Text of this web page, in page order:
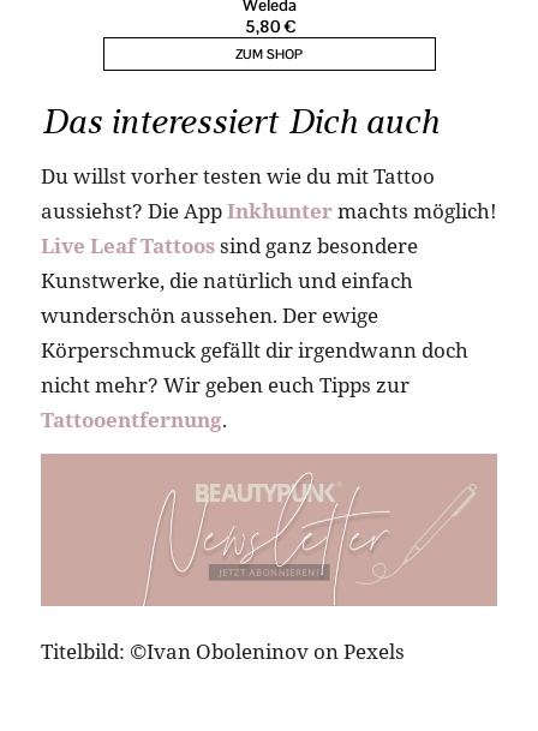
Das interessiert Dich auch
Du willst vorher testen wie du mit Tattoo
aussiehst? Die AppInkhuntermachts möglich!
Live Leaf Tattoossind ganz besondere
Kunstwerke, die natürlich und einfach
wunderschön aussehen. Der ewige
Körperschmuck gefällt dir irgendwann doch
nicht mehr? Wir geben euch Tipps zur
Tattooentfernung.
Titelbild: ©Ivan Oboleninov on Pexels